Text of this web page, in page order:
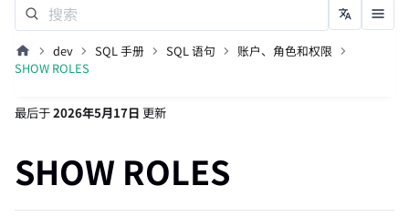
dev SQL 手册 SQL 语句
账户、角色和权限
SHOW ROLES
最后于2026年5月17日 更新
SHOW ROLES